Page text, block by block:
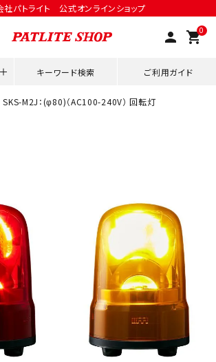
社パトライト 公式オンラインショップ
person 0
shopping_cart
キーワード検索 ご利用ガイド
person
イデア
対応
SKS-M2J：(φ80)（AC100-240V） 回転灯